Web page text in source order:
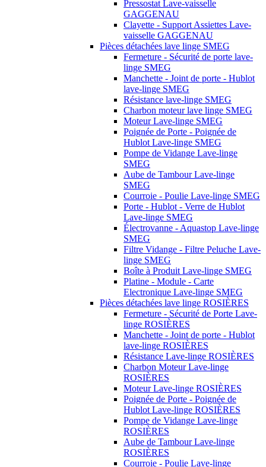
Pressostat Lave-vaisselle
GAGGENAU
Clayette - Support Assiettes Lave-
vaisselle GAGGENAU
Pièces détachées lave linge SMEG
Fermeture - Sécurité de porte lave-
linge SMEG
Manchette - Joint de porte - Hublot
lave-linge SMEG
Résistance lave-linge SMEG
Charbon moteur lave linge SMEG
Moteur Lave-linge SMEG
Poignée de Porte - Poignée de
Hublot Lave-linge SMEG
Pompe de Vidange Lave-linge
SMEG
Aube de Tambour Lave-linge
SMEG
Courroie - Poulie Lave-linge SMEG
Porte - Hublot - Verre de Hublot
Lave-linge SMEG
Électrovanne - Aquastop Lave-linge
SMEG
Filtre Vidange - Filtre Peluche Lave-
linge SMEG
Boîte à Produit Lave-linge SMEG
Platine - Module - Carte
Electronique Lave-linge SMEG
Pièces détachées lave linge ROSIÈRES
Fermeture - Sécurité de Porte Lave-
linge ROSIÈRES
Manchette - Joint de porte - Hublot
lave-linge ROSIÈRES
Résistance Lave-linge ROSIÈRES
Charbon Moteur Lave-linge
ROSIÈRES
Moteur Lave-linge ROSIÈRES
Poignée de Porte - Poignée de
Hublot Lave-linge ROSIÈRES
Pompe de Vidange Lave-linge
ROSIÈRES
Aube de Tambour Lave-linge
ROSIÈRES
Courroie - Poulie Lave-linge